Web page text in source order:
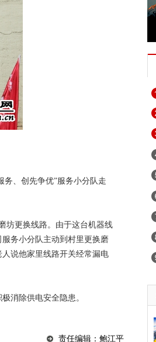
务、创先争优”服务小分队走
坊更换线路。由于这台机器线
务小分队主动到村里更换磨
说他家里线路开关经常漏电
消除供电安全隐患。
责任编辑：鲍江平